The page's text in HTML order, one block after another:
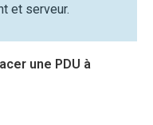
et serveur.
une PDU à